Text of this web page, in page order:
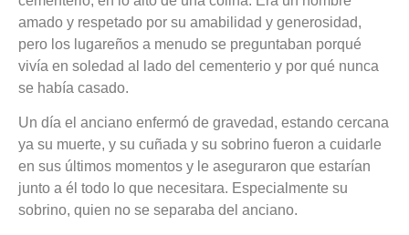
amado y respetado por su amabilidad y generosidad,
pero los lugareños a menudo se preguntaban porqué
vivía en soledad al lado del cementerio y por qué nunca
se había casado.
Un día el anciano enfermó de gravedad, estando cercana
ya su muerte, y su cuñada y su sobrino fueron a cuidarle
en sus últimos momentos y le aseguraron que estarían
junto a él todo lo que necesitara. Especialmente su
sobrino, quien no se separaba del anciano.